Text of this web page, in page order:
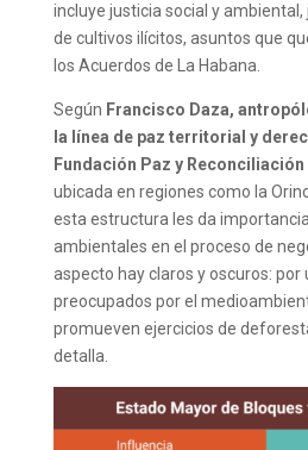
incluye justicia social y
de cultivos ilícitos, asuntos que
los Acuerdos de La Habana.
Según Francisco Daza,
la línea de paz territorial y
Fundación Paz y
ubicada en regiones como la
esta estructura les da
ambientales en el proceso de
aspecto hay claros y oscuros: por
preocupados por el
promueven ejercicios de
detalla.